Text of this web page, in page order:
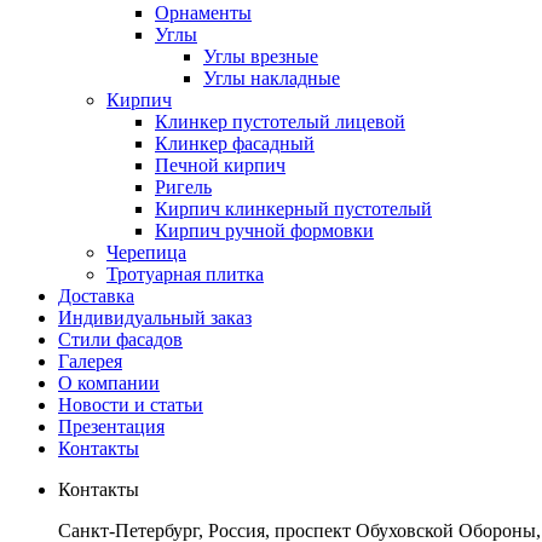
Орнаменты
Углы
Углы врезные
Углы накладные
Кирпич
Клинкер пустотелый лицевой
Клинкер фасадный
Печной кирпич
Ригель
Кирпич клинкерный пустотелый
Кирпич ручной формовки
Черепица
Тротуарная плитка
Доставка
Индивидуальный заказ
Стили фасадов
Галерея
О компании
Новости и статьи
Презентация
Контакты
Контакты
Санкт-Петербург, Россия, проспект Обуховской